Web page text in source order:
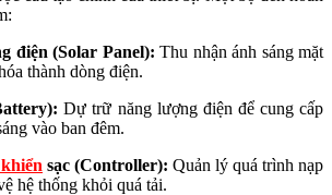
điện (Solar Panel): Thu nhận ánh sáng mặt
thành dòng điện.
Dự trữ năng lượng điện để cung cấp
vào ban đêm.
sạc (Controller): Quản lý quá trình nạp
hệ thống khỏi quá tải.